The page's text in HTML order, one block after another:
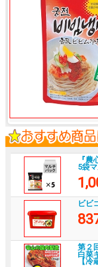
『農
5袋
ビビ
第２
白菜
【冷